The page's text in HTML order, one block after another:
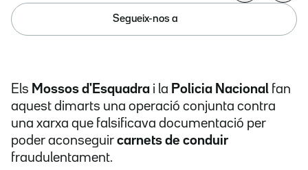
Segueix-nos a
Els Mossos d'Esquadra i la Policia Nacional fan
aquest dimarts una operació conjunta contra
una xarxa que falsificava documentació per
poder aconseguir carnets de conduir
fraudulentament.